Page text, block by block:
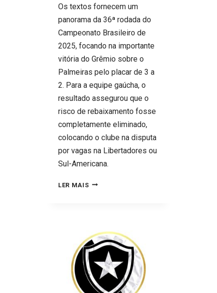
Os textos fornecem um
panorama da 36ª rodada do
Campeonato Brasileiro de
2025, focando na importante
vitória do Grêmio sobre o
Palmeiras pelo placar de 3 a
2. Para a equipe gaúcha, o
resultado assegurou que o
risco de rebaixamento fosse
completamente eliminado,
colocando o clube na disputa
por vagas na Libertadores ou
Sul-Americana.
LER MAISRESULTADO
X
2
PALMEIRAS/.
VIRADA
GREMISTA